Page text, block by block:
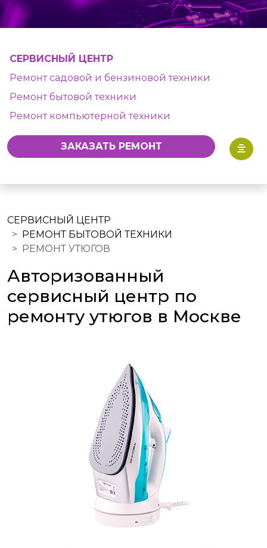
СЕРВИСНЫЙ ЦЕНТР
Ремонт садовой и бензиновой техники
Ремонт бытовой техники
Ремонт компьютерной техники
ЗАКАЗАТЬ РЕМОНТ
СЕРВИСНЫЙ ЦЕНТР
РЕМОНТ БЫТОВОЙ ТЕХНИКИ
РЕМОНТ УТЮГОВ
Авторизованный
сервисный центр по
ремонту утюгов в Москве